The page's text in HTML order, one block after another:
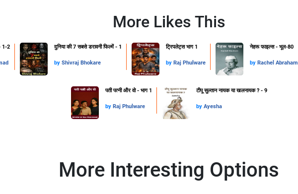
More Likes This
1-2 दुनिया की 7 सबसे डरावनी फिल्में - 1
by Shivraj Bhokare
ट्रिपलेट्स भाग 1
by Raj Phulware
नेहरू फाइल्स - भूल-80
by Rachel Abraham
पती पत्नी और वो - भाग 1
by Raj Phulware
टीपू सुल्तान नायक या खलनायक ? - 9
by Ayesha
More Interesting Options